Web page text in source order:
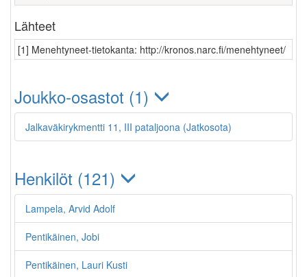
Lähteet
[1] Menehtyneet-tietokanta: http://kronos.narc.fi/menehtyneet/
Joukko-osastot (1)
Jalkaväkirykmentti 11, III pataljoona (Jatkosota)
Henkilöt (121)
Lampela, Arvid Adolf
Pentikäinen, Jobi
Pentikäinen, Lauri Kusti